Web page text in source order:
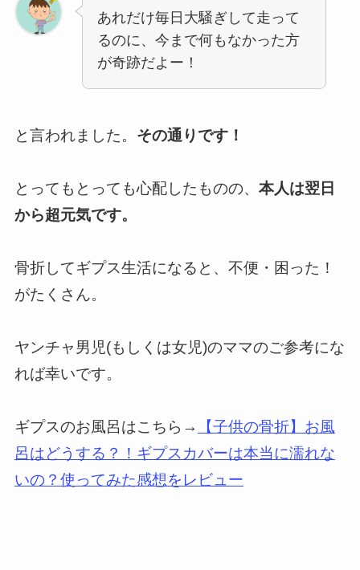
あれだけ毎日大騒ぎして走って
るのに、今まで何もなかった方
が奇跡だよー！
と言われました。 その通りです！
とってもとっても心配したものの、 本人は翌日
から超元気です。
骨折してギプス生活になると、不便・困った！
がたくさん。
ヤンチャ男児(もしくは女児)のママのご参考にな
れば幸いです。
ギプスのお風呂はこちら→
【子供の骨折】お風
呂はどうする？！ギプスカバーは本当に濡れな
いの？使ってみた感想をレビュー